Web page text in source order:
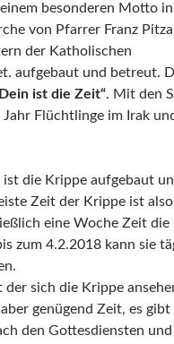
besonderen Motto
von Pfarrer Franz
der Katholischen
aufgebaut und betreut.
ist die Zeit“. Mit den
Flüchtlinge im Irak
ist die Krippe aufgebaut
Zeit der Krippe ist
eine Woche Zeit die
zum 4.2.2018 kann sie
der sich die Krippe
genügend Zeit, es gibt
den Gottesdiensten